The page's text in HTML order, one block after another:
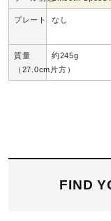
材料：
アッパー本体裏地
素材を使用。
インソール表面の
プレート なし
質量
（27.0cm片方）
約245g
FIND